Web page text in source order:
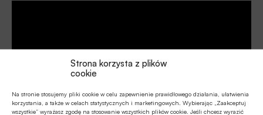
Strona korzysta z plików
cookie
Na stronie stosujemy pliki cookie w celu zapewnienie prawidłowego działania, ułatwienia
korzystania, a także w celach statystycznych i marketingowych. Wybierając „Zaakceptuj
wszystkie” wyrażasz zgodę na stosowanie wszystkich plików cookie. Jeśli chcesz wyrazić